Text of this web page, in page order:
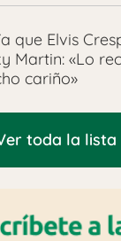
que Elvis
Martin: «Lo
cariño»
toda la lista